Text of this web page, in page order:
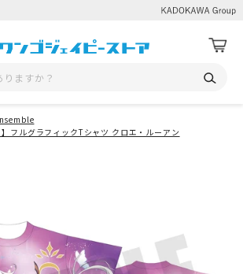
】フルグラフィックTシャツ クロエ・ルーアン